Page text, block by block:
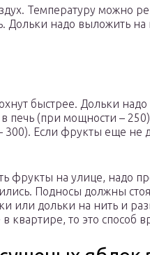
Температуру можно
Дольки надо выложить
быстрее. Дольки
в печь (при мощности –
Если фрукты еще не
фрукты на улице, надо
Подносы должны
или дольки на нить и
квартире, то это способ